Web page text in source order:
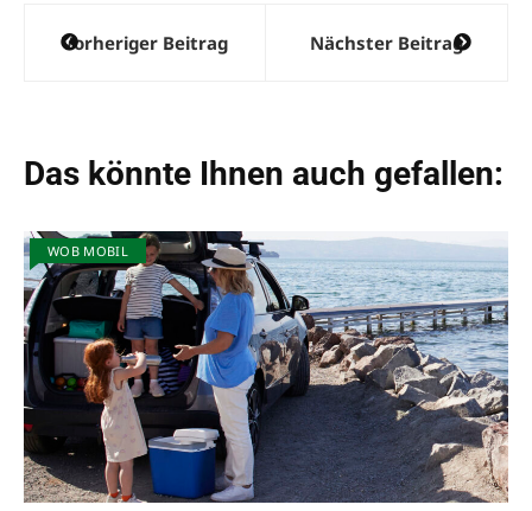
Beitragsnavigation
Vorheriger Beitrag Nächster Beitrag
Das könnte Ihnen auch gefallen:
WOB MOBIL